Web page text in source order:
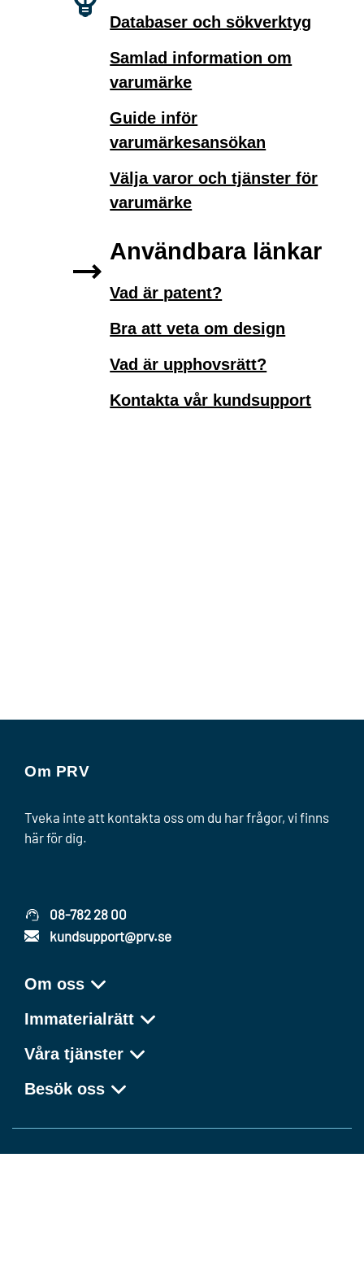
Databaser och sökverktyg
Samlad information om
varumärke
Guide inför
varumärkesansökan
Välja varor och tjänster för
varumärke
Användbara länkar
Vad är patent?
Bra att veta om design
Vad är upphovsrätt?
Kontakta vår kundsupport
Om PRV
Tveka inte att kontakta oss om du har frågor, vi finns
här för dig.
08-782 28 00
kundsupport@prv.se
Om oss
Immaterialrätt
Våra tjänster
Besök oss